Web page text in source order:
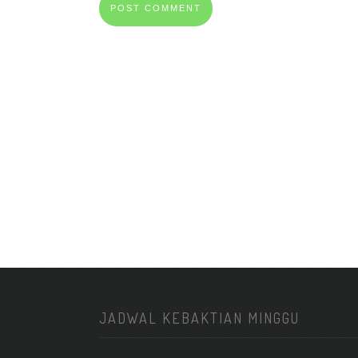
JADWAL KEBAKTIAN MINGGU